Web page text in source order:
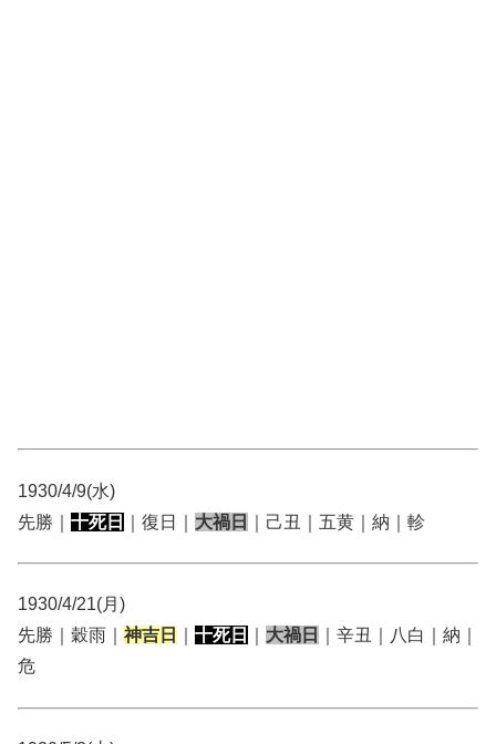
1930/4/9(水)
先勝｜ 十死日 ｜復日｜ 大禍日 ｜己丑｜五黄｜納｜軫
1930/4/21(月)
先勝｜穀雨｜ 神吉日 十死日 大禍日
｜辛丑｜八白｜納｜
危